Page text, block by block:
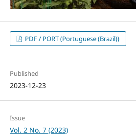
PDF / PORT (Portuguese (Brazil))
Published
2023-12-23
Issue
Vol. 2 No. 7 (2023)